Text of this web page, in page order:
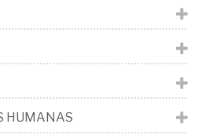
HUMANAS